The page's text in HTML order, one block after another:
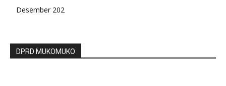
Desember 202
DPRD MUKOMUKO